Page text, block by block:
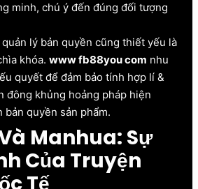
minh, chú ý đến đúng đối tượng
lý bản quyền cũng thiết yếu là
khóa. www fb88you com nhu
quyết để đảm bảo tính hợp lí &
đông khủng hoảng pháp hiện
quyền sản phẩm.
Manhua: Sự
Của Truyện